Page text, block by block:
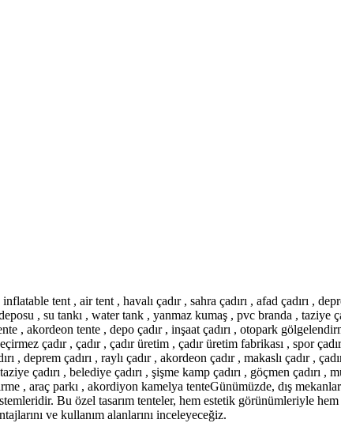
tent , air tent , havalı çadır , sahra çadırı , afad çadırı ,
, su tankı , water tank , yanmaz kumaş , pvc branda , taziye
, akordeon tente , depo çadır , inşaat çadırı , otopark
çadır , çadır , çadır üretim , çadır üretim fabrikası , spor
, deprem çadırı , raylı çadır , akordeon çadır , makaslı çadır ,
çadırı , belediye çadırı , şişme kamp çadırı , göçmen çadırı
, araç parkı , akordiyon kamelya tenteGünümüzde, dış
Bu özel tasarım tenteler, hem estetik görünümleriyle
ve kullanım alanlarını inceleyeceğiz.